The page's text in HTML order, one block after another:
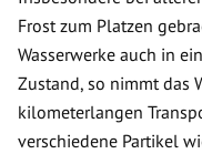
Frost zum Platzen
Wasserwerke auch in
Zustand, so nimmt das
kilometerlangen
verschiedene Partikel